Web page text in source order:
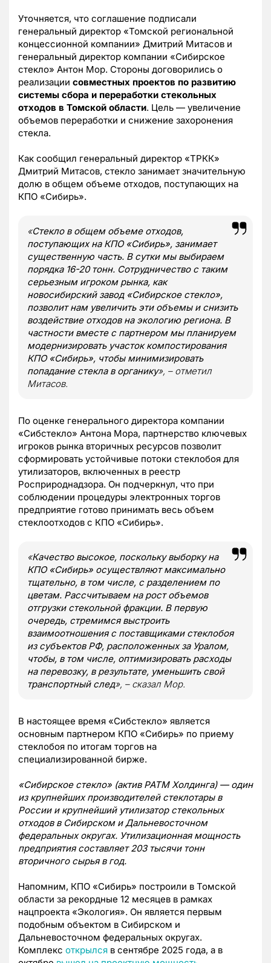
Уточняется, что соглашение подписали
генеральный директор «Томской региональной
концессионной компании» Дмитрий Митасов и
генеральный директор компании «Сибирское
стекло» Антон Мор. Стороны договорились о
реализации совместных проектов по развитию
системы сбора и переработки стекольных
отходов в Томской области. Цель — увеличение
объемов переработки и снижение захоронения
стекла.
Как сообщил генеральный директор «ТРКК»
Дмитрий Митасов, стекло занимает значительную
долю в общем объеме отходов, поступающих на
КПО «Сибирь».
«Стекло в общем объеме отходов,
поступающих на КПО «Сибирь», занимает
существенную часть. В сутки мы выбираем
порядка 16-20 тонн. Сотрудничество с таким
серьезным игроком рынка, как
новосибирский завод «Сибирское стекло»,
позволит нам увеличить эти объемы и снизить
воздействие отходов на экологию региона. В
частности вместе с партнером мы планируем
модернизировать участок компостирования
КПО «Сибирь», чтобы минимизировать
попадание стекла в органику», – отметил
Митасов.
По оценке генерального директора компании
«Сибстекло» Антона Мора, партнерство ключевых
игроков рынка вторичных ресурсов позволит
сформировать устойчивые потоки стеклобоя для
утилизаторов, включенных в реестр
Росприроднадзора. Он подчеркнул, что при
соблюдении процедуры электронных торгов
предприятие готово принимать весь объем
стеклоотходов с КПО «Сибирь».
«Качество высокое, поскольку выборку на
КПО «Сибирь» осуществляют максимально
тщательно, в том числе, с разделением по
цветам. Рассчитываем на рост объемов
отгрузки стекольной фракции. В первую
очередь, стремимся выстроить
взаимоотношения с поставщиками стеклобоя
из субъектов РФ, расположенных за Уралом,
чтобы, в том числе, оптимизировать расходы
на перевозку, в результате, уменьшить свой
транспортный след», – сказал Мор.
В настоящее время «Сибстекло» является
основным партнером КПО «Сибирь» по приему
стеклобоя по итогам торгов на
специализированной бирже.
«Сибирское стекло» (актив РАТМ Холдинга) — один
из крупнейших производителей стеклотары в
России и крупнейший утилизатор стекольных
отходов в Сибирском и Дальневосточном
федеральных округах. Утилизационная мощность
предприятия составляет 203 тысячи тонн
вторичного сырья в год.
Напомним, КПО «Сибирь» построили в Томской
области за рекордные 12 месяцев в рамках
нацпроекта «Экология». Он является первым
подобным объектом в Сибирском и
Дальневосточном федеральных округах.
Комплекс открылся в сентябре 2025 года, а в